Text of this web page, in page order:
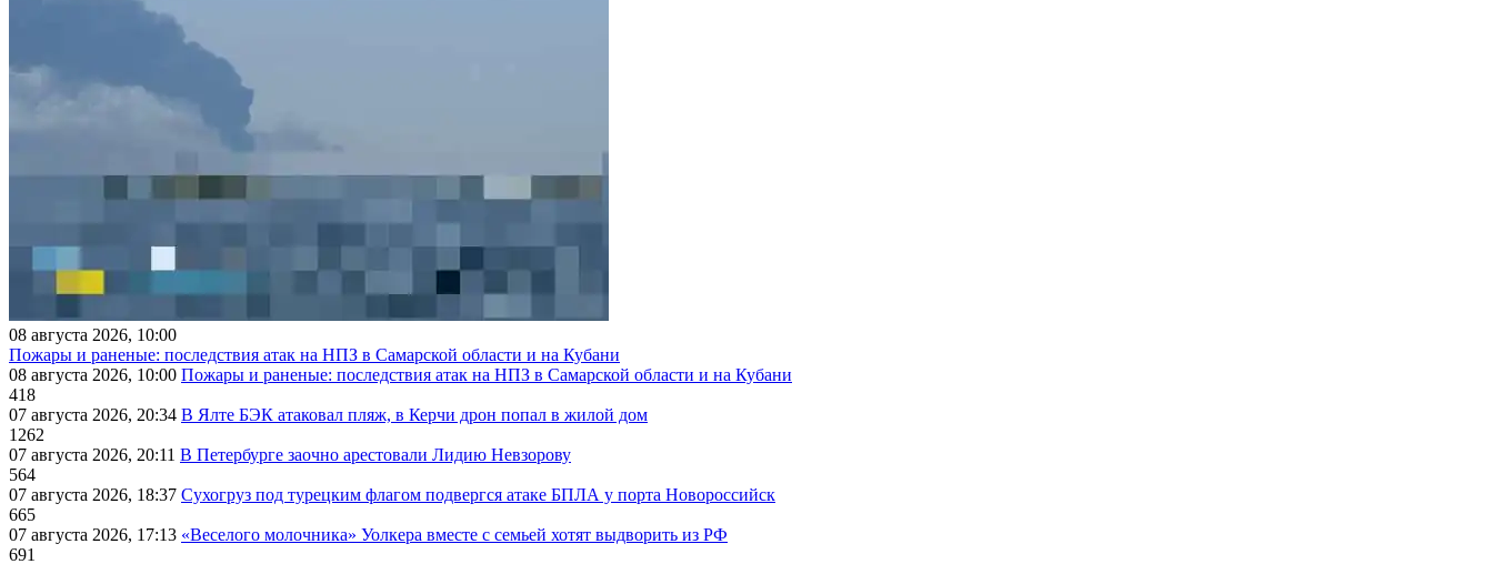
08 августа 2026, 10:00
Пожары и раненые: последствия атак на НПЗ в Самарской области и на Кубани
08 августа 2026, 10:00 Пожары и раненые: последствия атак на НПЗ в Самарской области и на Кубани
418
07 августа 2026, 20:34 В Ялте БЭК атаковал пляж, в Керчи дрон попал в жилой дом
1262
07 августа 2026, 20:11 В Петербурге заочно арестовали Лидию Невзорову
564
07 августа 2026, 18:37 Сухогруз под турецким флагом подвергся атаке БПЛА у порта Новороссийск
665
07 августа 2026, 17:13 «Веселого молочника» Уолкера вместе с семьей хотят выдворить из РФ
691